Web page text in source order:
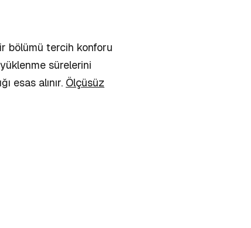
bölümü tercih konforu
sürelerini
esas alınır. Ölçüsüz